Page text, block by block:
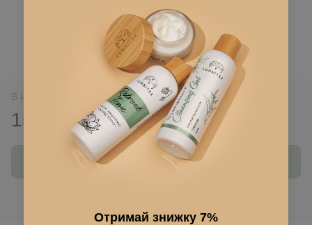
Отримай знижку 7%
В наличии
151 грн 215 грн
Купить